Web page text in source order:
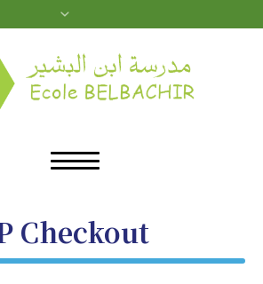
Checkout